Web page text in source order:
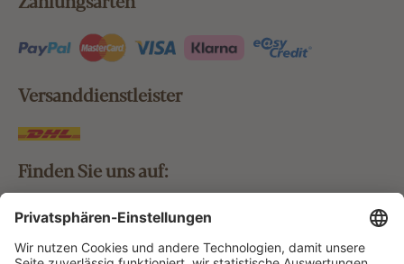
Versanddienstleister
Finden Sie uns auf:
Bestellung widerrufen